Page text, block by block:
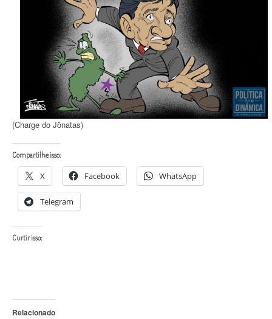
(Charge do Jônatas)
Compartilhe isso:
X Facebook WhatsApp
Telegram
Curtir isso:
Relacionado